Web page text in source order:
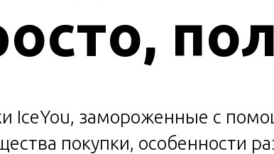
IceYou, замороженные с
покупки, особенности